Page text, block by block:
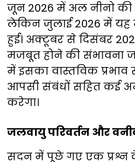
जून 2026 में अल नीनो की
लेकिन जुलाई 2026 में
हुई। अक्टूबर से दिसंबर
मजबूत होने की संभावना
में इसका वास्तविक
आपसी संबंधों सहित कई
करेगा।
जलवायु परिवर्तन और
सदन में पूछे गए एक प्रश्न